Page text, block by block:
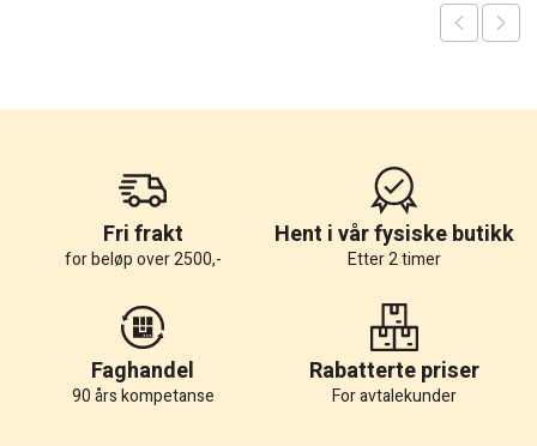
Fri frakt
for beløp over 2500,-
Hent i vår fysiske butikk
Etter 2 timer
Faghandel
90 års kompetanse
Rabatterte priser
For avtalekunder